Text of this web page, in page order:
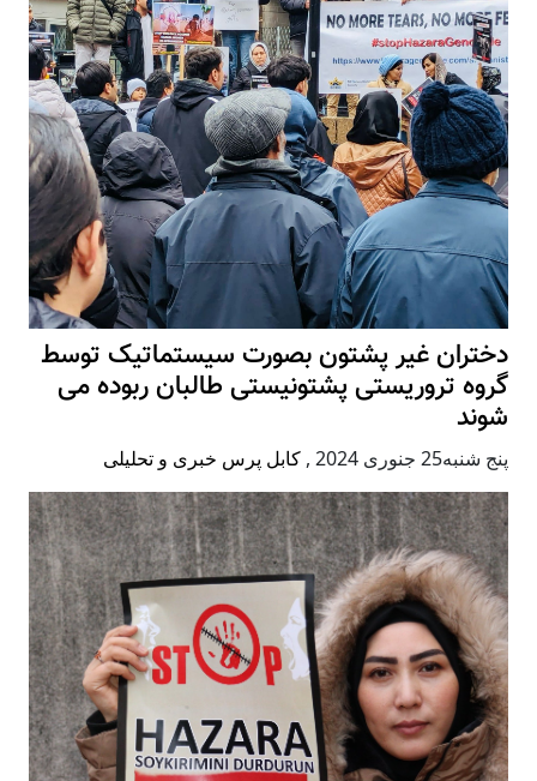
دختران غیر پشتون بصورت سیستماتیک توسط
گروه تروریستی پشتونیستی طالبان ربوده می
شوند
پنج شنبه25 جنوری 2024 , کابل پرس خبری و تحلیلی